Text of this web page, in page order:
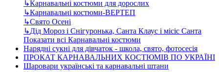
↳Карнавальні костюми для дорослих
↳Карнавальні костюми-ВЕРТЕП
↳Свято Осені
↳Дід Мороз і Снігуронька, Санта Клаус і місіс Санта
Показати всі Карнавальні костюми
Нарядні сукні для дівчаток - школа, свято, фотосесія
ПРОКАТ КАРНАВАЛЬНИХ КОСТЮМІВ ПО УКРАЇНІ
Шаровари українські та карнавальні штани